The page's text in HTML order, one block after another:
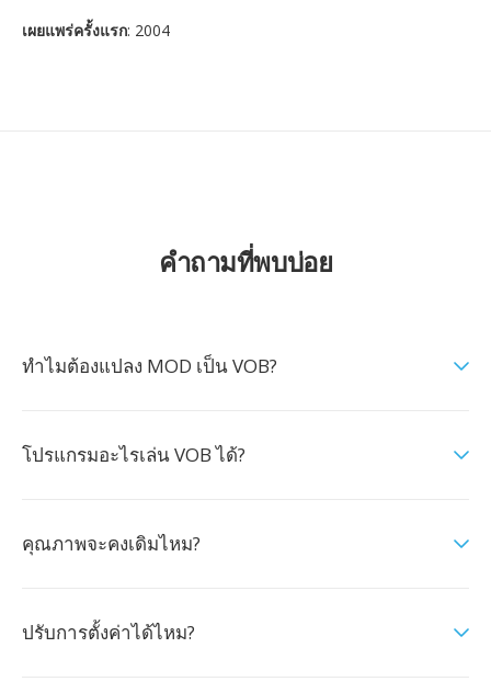
เผยแพร่ครั้งแรก: 2004
คำถามที่พบบ่อย
ทำไมต้องแปลง MOD เป็น VOB?
โปรแกรมอะไรเล่น VOB ได้?
คุณภาพจะคงเดิมไหม?
ปรับการตั้งค่าได้ไหม?